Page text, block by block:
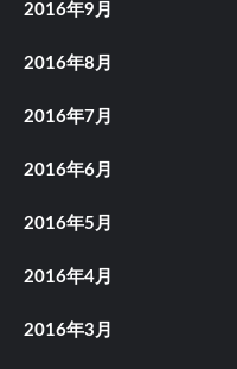
2016年9月
2016年8月
2016年7月
2016年6月
2016年5月
2016年4月
2016年3月